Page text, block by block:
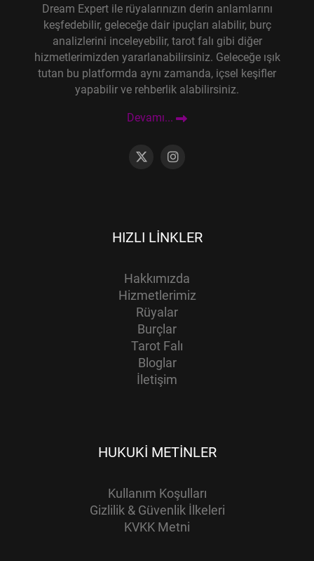
Dream Expert ile rüyalarınızın derin anlamlarını
keşfedebilir, geleceğe dair ipuçları alabilir, burç
analizlerini inceleyebilir, tarot falı gibi diğer
hizmetlerimizden yararlanabilirsiniz. Geleceğe ışık
tutan bu platformda aynı zamanda, içsel keşifler
yapabilir ve rehberlik alabilirsiniz.
Devamı...
HIZLI LINKLER
Hakkımızda
Hizmetlerimiz
Rüyalar
Burçlar
Tarot Falı
Bloglar
İletişim
HUKUKI METINLER
Kullanım Koşulları
Gizlilik & Güvenlik İlkeleri
KVKK Metni